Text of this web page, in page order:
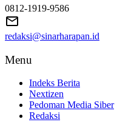
0812-1919-9586
redaksi@sinarharapan.id
Menu
Indeks Berita
Nextizen
Pedoman Media Siber
Redaksi